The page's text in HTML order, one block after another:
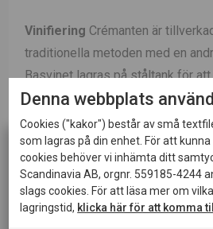
Vinifiering Crémanten är
traditionella metoden med en
Basvinet lagras på ståltank för
aromatiska frukten dominera i
skördades för hand.
LagringLagrades minst 12
jästfällningen innan degorgering.
Passar tillServera som aperitif,
Denna webbplats
Cookies ("kakor") består av små
som lagras på din enhet. För att
cookies behöver vi inhämta ditt
Scandinavia AB, orgnr. 559185-4244
slags cookies. För att läsa mer om
lagringstid, klicka här för att komma